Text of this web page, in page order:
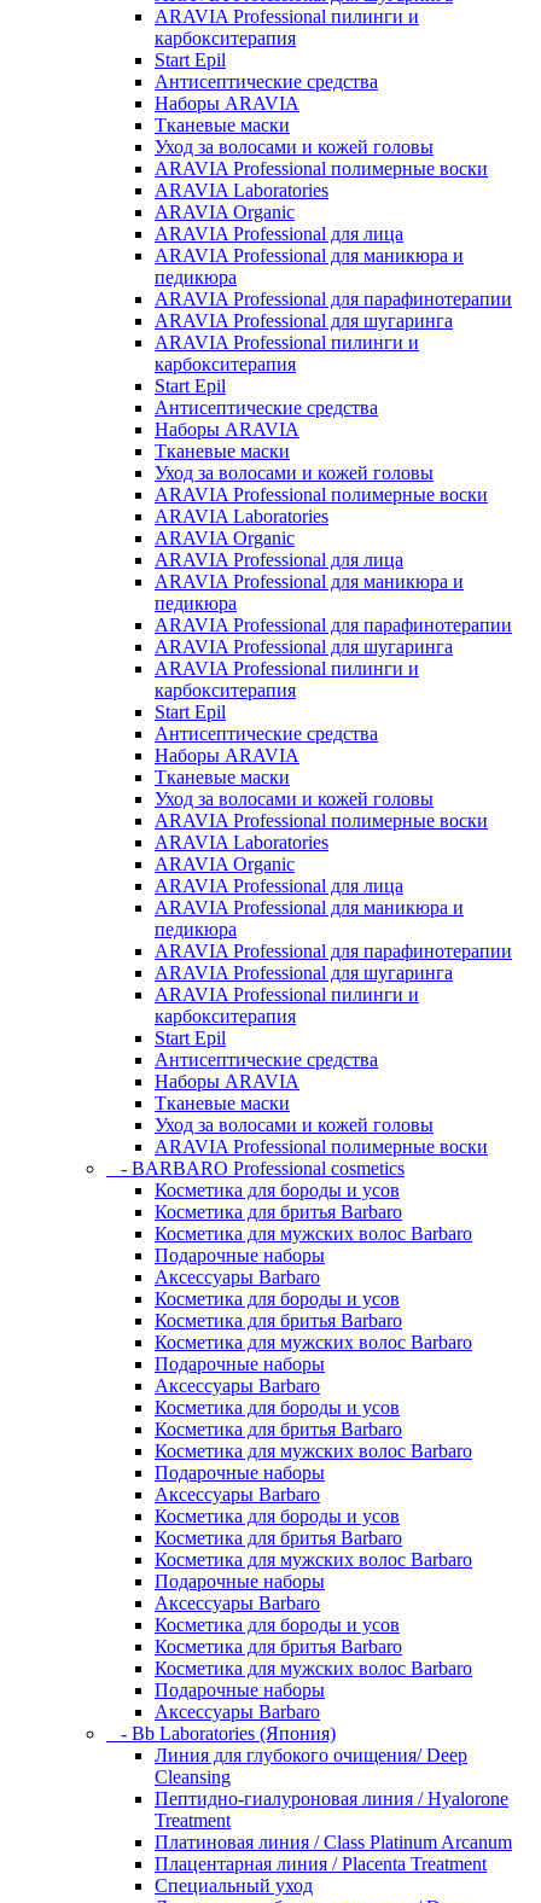
ARAVIA Professional пилинги и
карбокситерапия
Start Epil
Антисептические средства
Наборы ARAVIA
Тканевые маски
Уход за волосами и кожей головы
ARAVIA Professional полимерные воски
ARAVIA Laboratories
ARAVIA Organic
ARAVIA Professional для лица
ARAVIA Professional для маникюра и
педикюра
ARAVIA Professional для парафинотерапии
ARAVIA Professional для шугаринга
ARAVIA Professional пилинги и
карбокситерапия
Start Epil
Антисептические средства
Наборы ARAVIA
Тканевые маски
Уход за волосами и кожей головы
ARAVIA Professional полимерные воски
ARAVIA Laboratories
ARAVIA Organic
ARAVIA Professional для лица
ARAVIA Professional для маникюра и
педикюра
ARAVIA Professional для парафинотерапии
ARAVIA Professional для шугаринга
ARAVIA Professional пилинги и
карбокситерапия
Start Epil
Антисептические средства
Наборы ARAVIA
Тканевые маски
Уход за волосами и кожей головы
ARAVIA Professional полимерные воски
ARAVIA Laboratories
ARAVIA Organic
ARAVIA Professional для лица
ARAVIA Professional для маникюра и
педикюра
ARAVIA Professional для парафинотерапии
ARAVIA Professional для шугаринга
ARAVIA Professional пилинги и
карбокситерапия
Start Epil
Антисептические средства
Наборы ARAVIA
Тканевые маски
Уход за волосами и кожей головы
ARAVIA Professional полимерные воски
- BARBARO Professional cosmetics
Косметика для бороды и усов
Косметика для бритья Barbaro
Косметика для мужских волос Barbaro
Подарочные наборы
Аксессуары Barbaro
Косметика для бороды и усов
Косметика для бритья Barbaro
Косметика для мужских волос Barbaro
Подарочные наборы
Аксессуары Barbaro
Косметика для бороды и усов
Косметика для бритья Barbaro
Косметика для мужских волос Barbaro
Подарочные наборы
Аксессуары Barbaro
Косметика для бороды и усов
Косметика для бритья Barbaro
Косметика для мужских волос Barbaro
Подарочные наборы
Аксессуары Barbaro
Косметика для бороды и усов
Косметика для бритья Barbaro
Косметика для мужских волос Barbaro
Подарочные наборы
Аксессуары Barbaro
- Bb Laboratories (Япония)
Линия для глубокого очищения/ Deep
Cleansing
Пептидно-гиалуроновая линия / Hyalorone
Treatment
Платиновая линия / Class Platinum Arcanum
Плацентарная линия / Placenta Treatment
Специальный уход